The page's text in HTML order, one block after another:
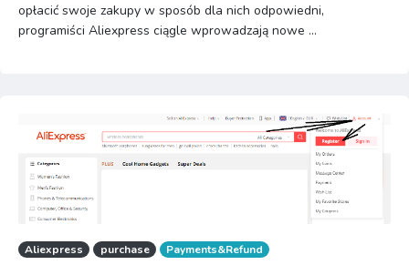
opłacić swoje zakupy w sposób dla nich odpowiedni,
programiści Aliexpress ciągle wprowadzają nowe ...
Aliexpress purchase Payments&Refund